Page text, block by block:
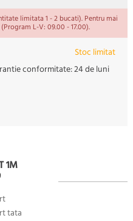
limitata 1 - 2 bucati). Pentru mai
L-V: 09.00 - 17.00).
Stoc limitat
conformitate:24 de luni
1M
tata